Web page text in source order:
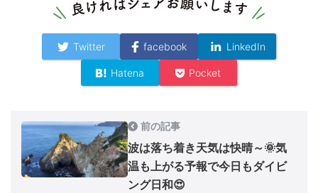
Twitter facebook LinkedIn
Hatena Pocket
前の記事
波は落ち着き天気は快晴～🌞気
温も上がる予報で今日もダイビ
ング日和😍